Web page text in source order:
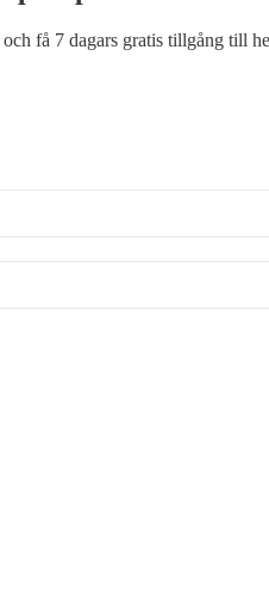
få 7 dagars gratis tillgång till